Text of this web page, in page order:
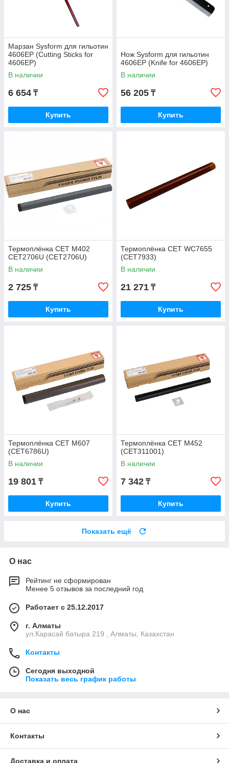
Марзан Sysform для гильотин
4606EP (Cutting Sticks for
4606EP)
В наличии
6 654 ₸
Купить
Нож Sysform для гильотин
4606EP (Knife for 4606EP)
В наличии
56 205 ₸
Купить
Термоплёнка CET M402
CET2706U (CET2706U)
В наличии
2 725 ₸
Купить
Термоплёнка CET WC7655
(CET7933)
В наличии
21 271 ₸
Купить
Термоплёнка CET M607
(CET6786U)
В наличии
19 801 ₸
Купить
Термоплёнка CET M452
(CET311001)
В наличии
7 342 ₸
Купить
Показать ещё
О нас
Рейтинг не сформирован
Менее 5 отзывов за последний год
Работает с 25.12.2017
г. Алматы
ул.Карасай батыра 219 , Алматы, Казахстан
Контакты
Сегодня выходной
Показать весь график работы
О нас
Контакты
Доставка и оплата